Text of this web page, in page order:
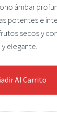
ámbar
potentes e
secos y
elegante.
Al Carrito